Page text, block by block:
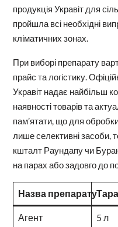
продукція Укравіт для
пройшла всі необхідні
кліматичних зонах.
При виборі препарату
прайс та логістику.
Укравіт надає найбільш
наявності товарів та
пам’ятати, що для
лише селективні засоби,
кшталт Раундапу чи
на парах або задовго до
Назва препаратуТара
Агент 5 л